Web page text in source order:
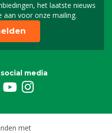
het laatste nieuws
aan voor onze mailing.
Schrijf je in voor onze
media
met